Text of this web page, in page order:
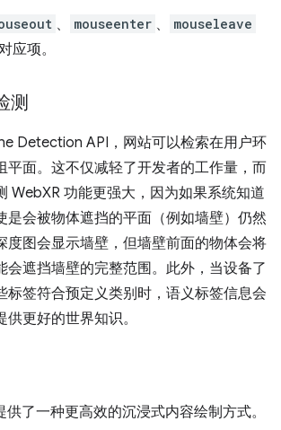
、 mouseenter 、 mouseleave
应项。
测
Detection API，网站可以检索在用户环
平面。这不仅减轻了开发者的工作量，而
WebXR 功能更强大，因为如果系统知道
是会被物体遮挡的平面（例如墙壁）仍然
度图会显示墙壁，但墙壁前面的物体会将
会遮挡墙壁的完整范围。此外，当设备了
标签符合预定义类别时，语义标签信息会
更好的世界知识。
了一种更高效的沉浸式内容绘制方式。